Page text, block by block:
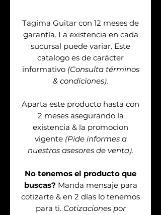
Tagima Guitar con 12 meses de
garantía. La existencia en cada
sucursal puede variar. Este
catalogo es de carácter
informativo (Consulta términos
& condiciones).
Aparta este producto hasta con
2 meses asegurando la
existencia & la promocion
vigente (Pide informes a
nuestros asesores de venta).
No tenemos el producto que
buscas? Manda mensaje para
cotizarte & en 2 días lo tenemos
para ti. Cotizaciones por